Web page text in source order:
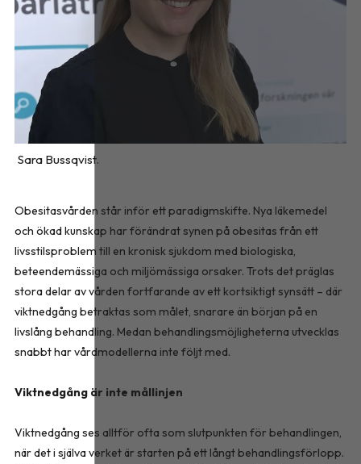
Sara Bussqvist.
Obesitasvården står inför ett paradigmskifte. Nya läkemedel
och ökad kunskap har förändrat synen på obesitas från ett
livsstilsproblem till en kronisk sjukdom med biologiska,
beteendemässiga och miljömässiga orsaker. Trots det präglas
stora delar av vården fortfarande av ett kortsiktigt synsätt – där
viktnedgång betraktas som målet, snarare än början på en
livslång behandling. Medan behandlingsmöjligheterna utvecklas
snabbt har vårdmodellerna inte följt med.
Viktnedgång är inte mållinjen
Viktnedgång ses alltför ofta som slutpunkten för behandlingen,
när det i själva verket är starten på ett långt behandlingsförlopp.